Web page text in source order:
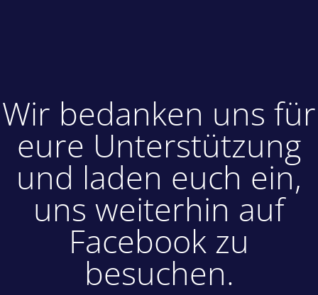
Wir bedanken uns für
eure Unterstützung
und laden euch ein,
uns weiterhin auf
Facebook zu
besuchen.